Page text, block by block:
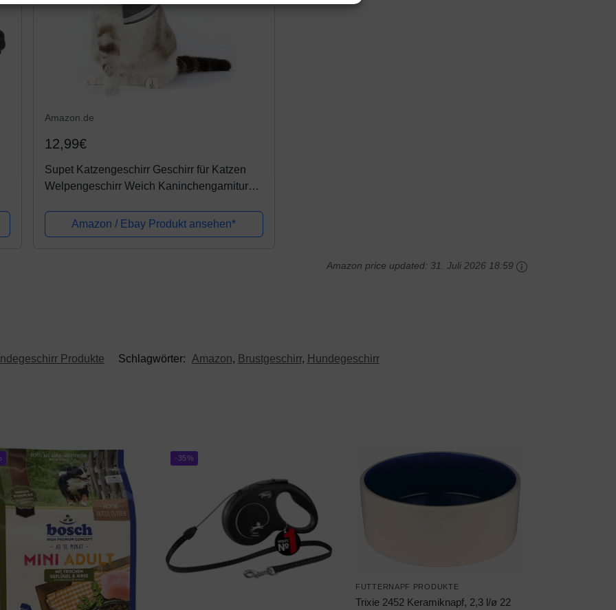
Amazon.de
12,99€
Supet Katzengeschirr Geschirr für Katzen
Welpengeschirr Weich Kaninchengarnitur
Chihuahua
Amazon / Ebay Produkt ansehen*
Amazon price updated: 31. Juli 2026 18:59
Produkte Schlagwörter: Amazon, Brustgeschirr, Hundegeschirr
-35%
FUTTERNAPF PRODUKTE
Trixie 2452 Keramiknapf, 2,3 l/ø 22